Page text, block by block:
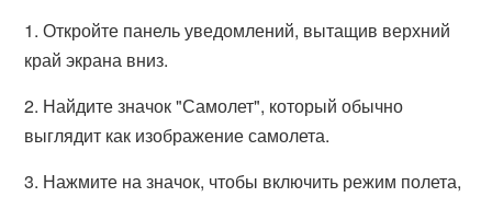
1. Откройте панель уведомлений, вытащив верхний
край экрана вниз.
2. Найдите значок "Самолет", который обычно
выглядит как изображение самолета.
3. Нажмите на значок, чтобы включить режим полета,